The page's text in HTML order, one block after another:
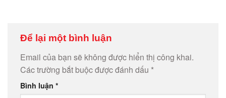
Để lại một bình luận
Email của bạn sẽ không được hiển thị công khai.
Các trường bắt buộc được đánh dấu *
Bình luận *